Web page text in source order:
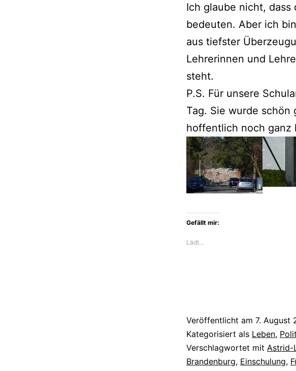
Ich glaube nicht,
bedeuten. Aber ich
aus tiefster
Lehrerinnen und
steht.
P.S. Für unsere
Tag. Sie wurde
hoffentlich noch ganz
Gefällt mir:
Lädt…
Veröffentlicht am 7. August
Kategorisiert als Leben,
Verschlagwortet mit Astrid-
Brandenburg, Einschulung,